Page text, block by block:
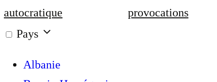
autocratique
provocations
Pays
Albanie